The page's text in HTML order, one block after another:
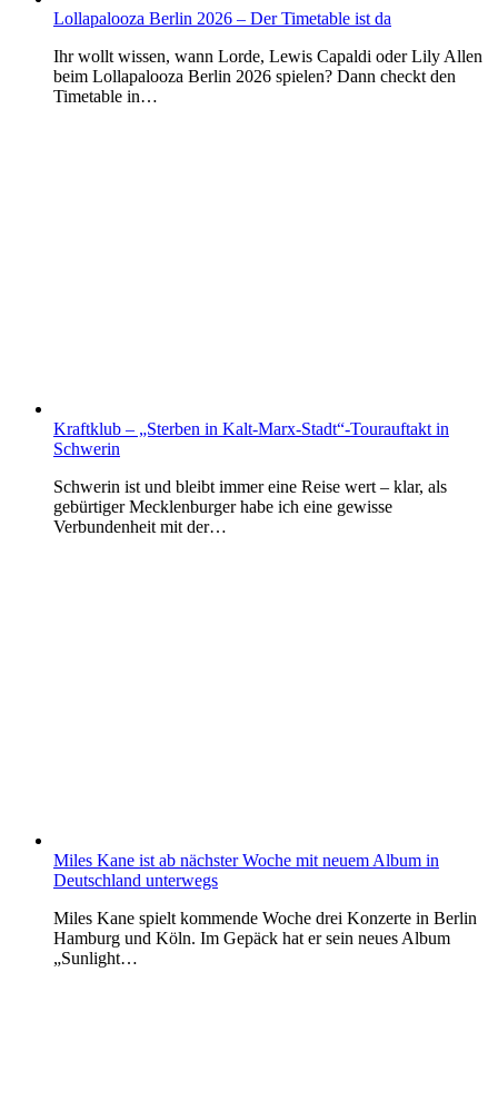
Lollapalooza Berlin 2026 – Der Timetable ist da
Ihr wollt wissen, wann Lorde, Lewis Capaldi oder Lily Allen
beim Lollapalooza Berlin 2026 spielen? Dann checkt den
Timetable in…
Kraftklub – „Sterben in Kalt-Marx-Stadt“-Tourauftakt in
Schwerin
Schwerin ist und bleibt immer eine Reise wert – klar, als
gebürtiger Mecklenburger habe ich eine gewisse
Verbundenheit mit der…
Miles Kane ist ab nächster Woche mit neuem Album in
Deutschland unterwegs
Miles Kane spielt kommende Woche drei Konzerte in Berlin
Hamburg und Köln. Im Gepäck hat er sein neues Album
„Sunlight…